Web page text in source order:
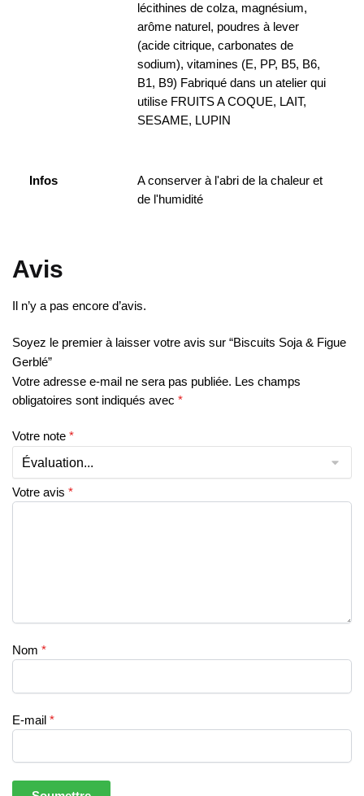
lécithines de colza, magnésium,
arôme naturel, poudres à lever
(acide citrique, carbonates de
sodium), vitamines (E, PP, B5, B6,
B1, B9) Fabriqué dans un atelier qui
utilise FRUITS A COQUE, LAIT,
SESAME, LUPIN
Infos
A conserver à l'abri de la chaleur et
de l'humidité
Avis
Il n’y a pas encore d’avis.
Soyez le premier à laisser votre avis sur “Biscuits Soja & Figue
Gerblé”
Votre adresse e-mail ne sera pas publiée. Les champs
obligatoires sont indiqués avec *
Votre note *
Votre avis *
Nom *
E-mail *